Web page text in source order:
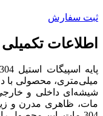
ثبت سفارش
اطلاعات
میلی‌متری، محصولی با
شیشه‌ای داخلی و
مات، ظاهری مدرن و